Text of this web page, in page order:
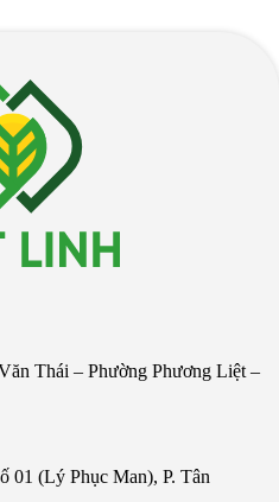
Thái – Phường Phương Liệt –
01 (Lý Phục Man), P. Tân